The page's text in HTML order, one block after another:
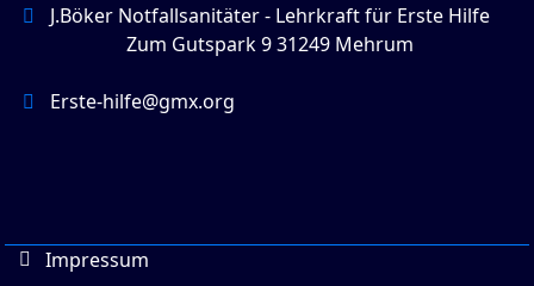
J.Böker Notfallsanitäter - Lehrkraft für Erste Hilfe
Zum Gutspark 9 31249 Mehrum
Erste-hilfe@gmx.org
Impressum